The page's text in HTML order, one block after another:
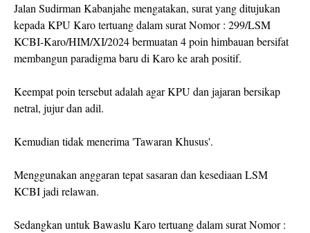
Jalan Sudirman Kabanjahe mengatakan, surat yang ditujukan
kepada KPU Karo tertuang dalam surat Nomor : 299/LSM
KCBI-Karo/HIM/XI/2024 bermuatan 4 poin himbauan bersifat
membangun paradigma baru di Karo ke arah positif.
Keempat poin tersebut adalah agar KPU dan jajaran bersikap
netral, jujur dan adil.
Kemudian tidak menerima 'Tawaran Khusus'.
Menggunakan anggaran tepat sasaran dan kesediaan LSM
KCBI jadi relawan.
Sedangkan untuk Bawaslu Karo tertuang dalam surat Nomor :